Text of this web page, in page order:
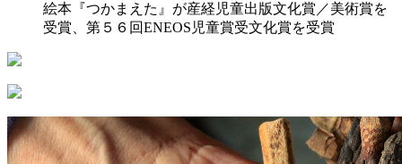
絵本『つかまえた』が産経児童出版文化賞／美術賞を
受賞、第５６回ENEOS児童賞受文化賞を受賞